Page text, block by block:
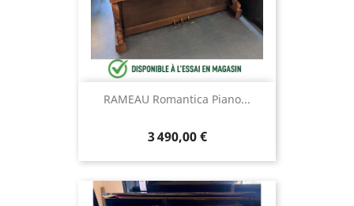
RAMEAU Romantica Piano...
3 490,00 €